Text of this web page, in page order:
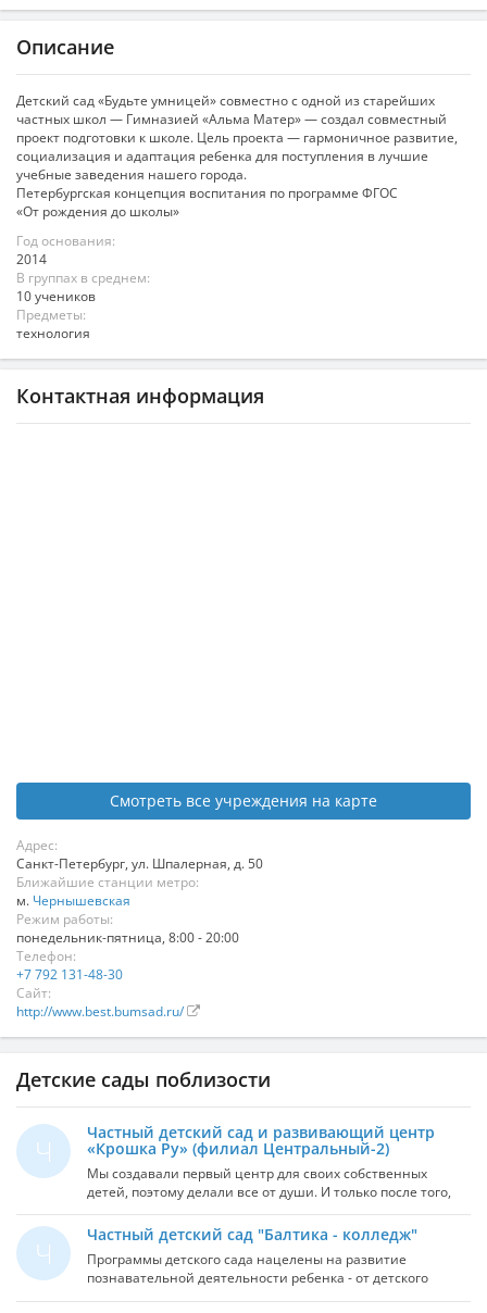
Описание
Детский сад «Будьте умницей» совместно с одной из старейших
частных школ — Гимназией «Альма Матер» — создал совместный
проект подготовки к школе. Цель проекта — гармоничное развитие,
социализация и адаптация ребенка для поступления в лучшие
учебные заведения нашего города.
Петербургская концепция воспитания по программе ФГОС
«От рождения до школы»
Год основания:
2014
В группах в среднем:
10 учеников
Предметы:
технология
Контактная информация
Смотреть все учреждения на карте
Адрес:
Санкт-Петербург, ул. Шпалерная, д. 50
Ближайшие станции метро:
м. Чернышевская
Режим работы:
понедельник-пятница, 8:00 - 20:00
Телефон:
+7 792 131-48-30
Сайт:
http://www.best.bumsad.ru/
Детские сады поблизости
Ч
Частный детский сад и развивающий центр
«Крошка Ру» (филиал Центральный-2)
Мы создавали первый центр для своих собственных
детей, поэтому делали все от души. И только после того,
как убедились в том, что это не только хорошо работает,
но и приносит деньги, открыли второй центр. А затем
третий и четвертый. Наш центр занимает площадь 195
кв.м. на первом этаже жилого дома. Благодаря этому мы
имеем возможность проводить занятия по каждому
направлению в отдельных, специально оборудованных
Ч
Частный детский сад "Балтика - колледж"
Программы детского сада нацелены на развитие
познавательной деятельности ребенка - от детского